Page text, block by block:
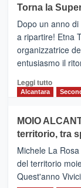
BROOKS
2026
Torna la
Dopo un anno
a ripartire! Etna
organizzatrice
entusiasmo il
Leggi tuttoLeggi
Torna
la
dell’Etna
Alcantara
MOIO
territorio, tra
Michele La
del territorio
Quest'anno